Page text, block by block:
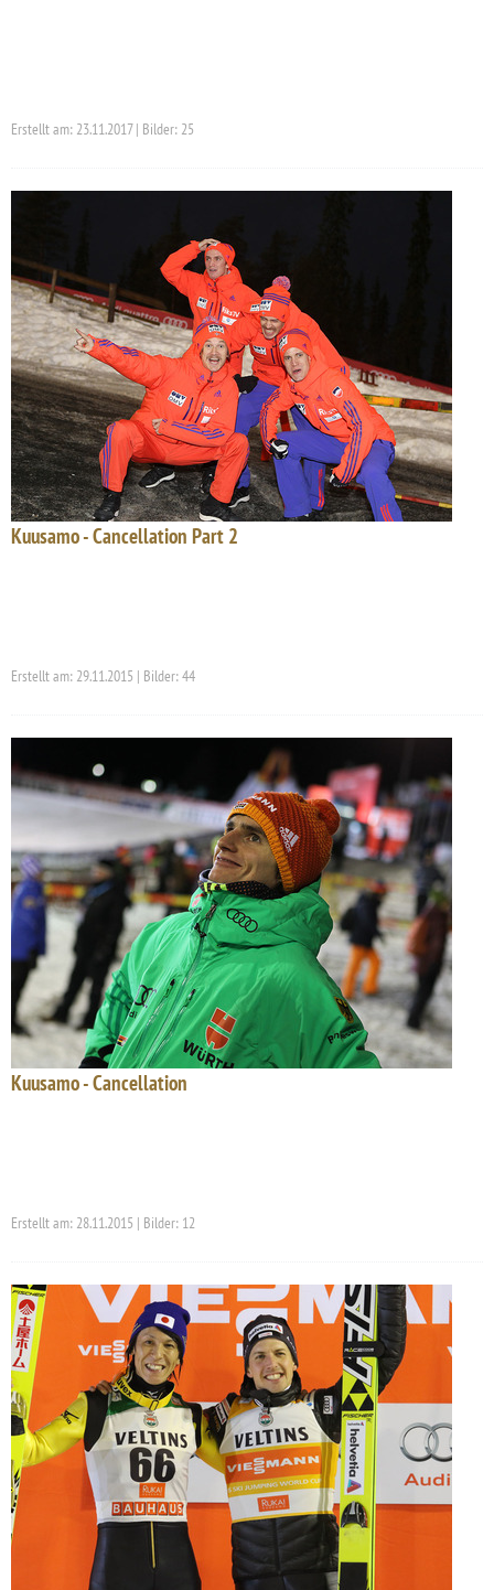
Erstellt am: 23.11.2017 | Bilder: 25
Kuusamo - Cancellation Part 2
Erstellt am: 29.11.2015 | Bilder: 44
Kuusamo - Cancellation
Erstellt am: 28.11.2015 | Bilder: 12